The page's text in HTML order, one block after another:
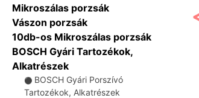
Mikroszálas porzsák
Vászon porzsák
10db-os Mikroszálas porzsák
BOSCH Gyári Tartozékok,
Alkatrészek
⚫ BOSCH Gyári Porszívó
Tartozékok, Alkatrészek